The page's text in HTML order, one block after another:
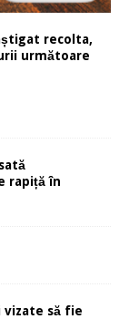
recolta,
următoare
rapiță în
vizate să fie